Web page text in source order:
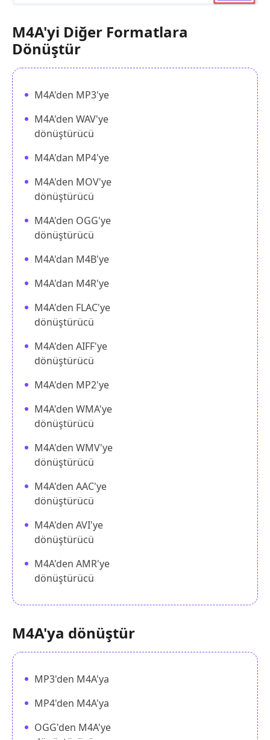
M4A'yi Diğer Formatlara
Dönüştür
M4A'den MP3'ye
M4A'den WAV'ye
dönüştürücü
M4A'dan MP4'ye
M4A'den MOV'ye
dönüştürücü
M4A'den OGG'ye
dönüştürücü
M4A'dan M4B'ye
M4A'dan M4R'ye
M4A'den FLAC'ye
dönüştürücü
M4A'den AIFF'ye
dönüştürücü
M4A'den MP2'ye
M4A'den WMA'ye
dönüştürücü
M4A'den WMV'ye
dönüştürücü
M4A'den AAC'ye
dönüştürücü
M4A'den AVI'ye
dönüştürücü
M4A'den AMR'ye
dönüştürücü
M4A'ya dönüştür
MP3'den M4A'ya
MP4'den M4A'ya
OGG'den M4A'ye